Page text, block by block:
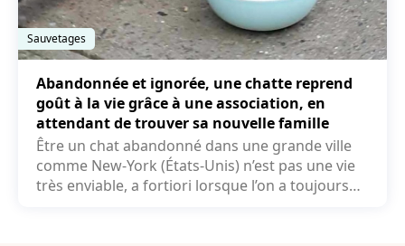
Sauvetages
Abandonnée et ignorée, une chatte reprend
goût à la vie grâce à une association, en
attendant de trouver sa nouvelle famille
Être un chat abandonné dans une grande ville
comme New-York (États-Unis) n’est pas une vie
très enviable, a fortiori lorsque l’on a toujours